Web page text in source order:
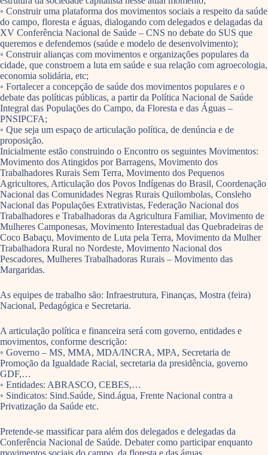
◦ Construir uma plataforma dos movimentos sociais a respeito da saúde
do campo, floresta e águas, dialogando com delegados e delagadas da
XV Conferência Nacional de Saúde – CNS no debate do SUS que
queremos e defendemos (saúde e modelo de desenvolvimento);
◦ Construir alianças com movimentos e organizações populares da
cidade, que constroem a luta em saúde e sua relação com agroecologia,
economia solidária, etc;
◦ Fortalecer a concepção de saúde dos movimentos populares e o
debate das políticas públicas, a partir da Política Nacional de Saúde
Integral das Populações do Campo, da Floresta e das Águas –
PNSIPCFA;
◦ Que seja um espaço de articulação política, de denúncia e de
proposição.
Inicialmente estão construindo o Encontro os seguintes Movimentos:
Movimento dos Atingidos por Barragens, Movimento dos
Trabalhadores Rurais Sem Terra, Movimento dos Pequenos
Agricultores, Articulação dos Povos Indígenas do Brasil, Coordenação
Nacional das Comunidades Negras Rurais Quilombolas, Consleho
Nacional das Populações Extrativistas, Federação Nacional dos
Trabalhadores e Trabalhadoras da Agricultura Familiar, Movimento de
Mulheres Camponesas, Movimento Interestadual das Quebradeiras de
Coco Babaçu, Movimento de Luta pela Terra, Movimento da Mulher
Trabalhadora Rural no Nordeste, Movimento Nacional dos
Pescadores, Mulheres Trabalhadoras Rurais – Movimento das
Margaridas.
As equipes de trabalho são: Infraestrutura, Finanças, Mostra (feira)
Nacional, Pedagógica e Secretaria.
A articulação política e financeira será com governo, entidades e
movimentos, conforme descrição:
◦ Governo – MS, MMA, MDA/INCRA, MPA, Secretaria de
Promoção da Igualdade Racial, secretaria da presidência, governo
GDF,…
◦ Entidades: ABRASCO, CEBES,…
◦ Sindicatos: Sind.Saúde, Sind.água, Frente Nacional contra a
Privatização da Saúde etc.
Pretende-se massificar para além dos delegados e delegadas da
Conferência Nacional de Saúde. Debater como participar enquanto
movimentos sociais do campo, da floresta e das águas.